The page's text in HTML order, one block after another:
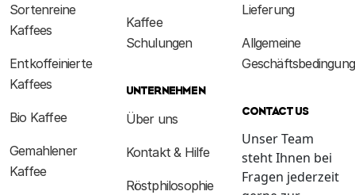
Sortenreine
Kaffees
Entkoffeinierte
Kaffees
Bio Kaffee
Gemahlener
Kaffee
Kaffee
Schulungen
UNTERNEHMEN
Über uns
Kontakt & Hilfe
Röstphilosophie
Lieferung
Allgemeine
CONTACT US
Unser Team
steht Ihnen bei
Fragen jederzeit